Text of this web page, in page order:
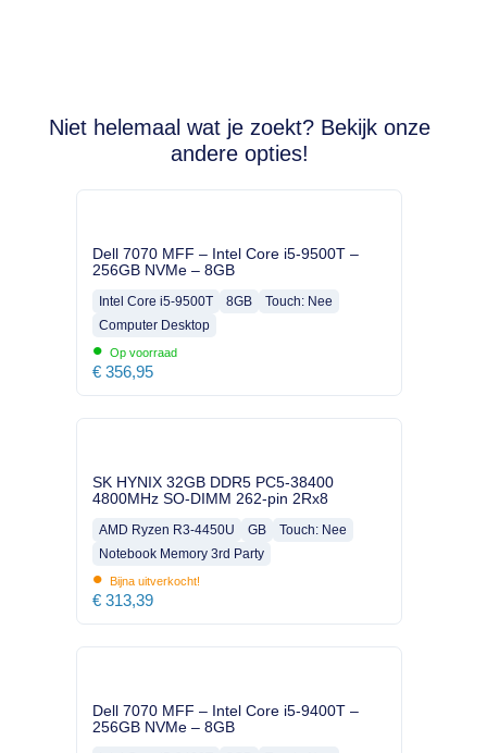
Niet helemaal wat je zoekt? Bekijk onze
andere opties!
Dell 7070 MFF – Intel Core i5-9500T –
256GB NVMe – 8GB
Intel Core i5-9500T 8GB
Touch: Nee
Computer Desktop
• Op voorraad
€ 356,95
SK HYNIX 32GB DDR5 PC5-38400
4800MHz SO-DIMM 262-pin 2Rx8
AMD Ryzen R3-4450U GB
Touch: Nee
Notebook Memory 3rd Party
• Bijna uitverkocht!
€ 313,39
Dell 7070 MFF – Intel Core i5-9400T –
256GB NVMe – 8GB